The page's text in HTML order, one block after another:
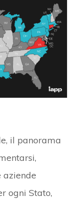
il panorama
aziende
ogni Stato,